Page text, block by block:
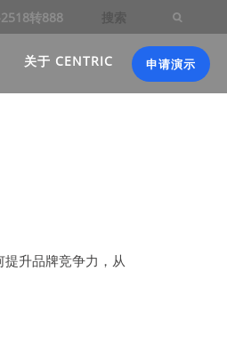
转888
关于 CENTRIC 申请演示
升品牌竞争力，从